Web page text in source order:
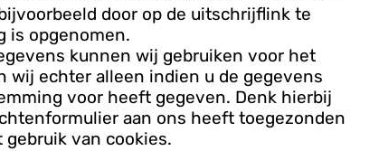
door op de uitschrijflink te
is opgenomen.
kunnen wij gebruiken voor het
echter alleen indien u de gegevens
voor heeft gegeven. Denk hierbij
aan ons heeft toegezonden
van cookies.